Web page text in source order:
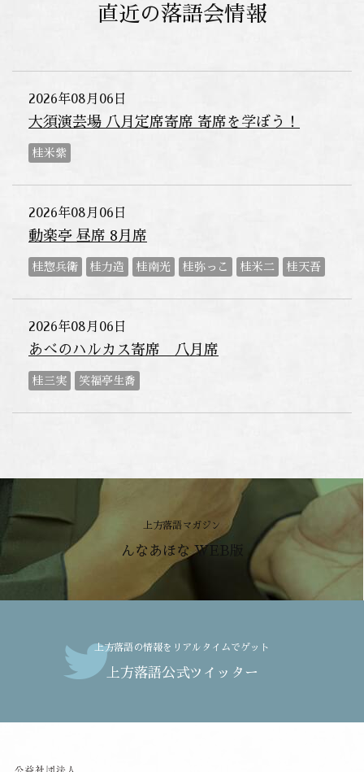
直近の落語会情報
2026年08月06日
大須演芸場 八月定席寄席 寄席を学ぼう！
桂米紫
2026年08月06日
動楽亭 昼席 8月席
桂惣兵衛 桂力造 桂南光 桂弥っこ 桂米二 桂天吾
2026年08月06日
あべのハルカス寄席 八月席
桂三実 笑福亭生喬
上方落語マガジン
んなあほな WEB版
上方落語の情報をリアルタイムでゲット
上方落語公式ツイッター